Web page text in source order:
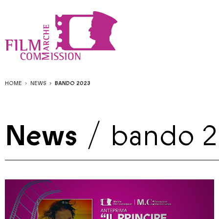
HOME NEWS BANDO 2023
News / bando